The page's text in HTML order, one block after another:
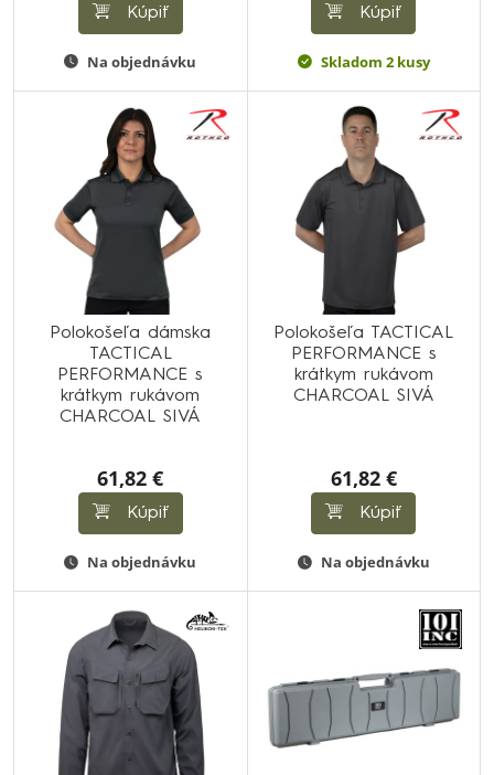
Kúpiť
Na objednávku
Kúpiť
Skladom 2 kusy
Polokošeľa dámska
TACTICAL
PERFORMANCE s
krátkym rukávom
CHARCOAL SIVÁ
61,82 €
Kúpiť
Na objednávku
Polokošeľa TACTICAL
PERFORMANCE s
krátkym rukávom
CHARCOAL SIVÁ
61,82 €
Kúpiť
Na objednávku